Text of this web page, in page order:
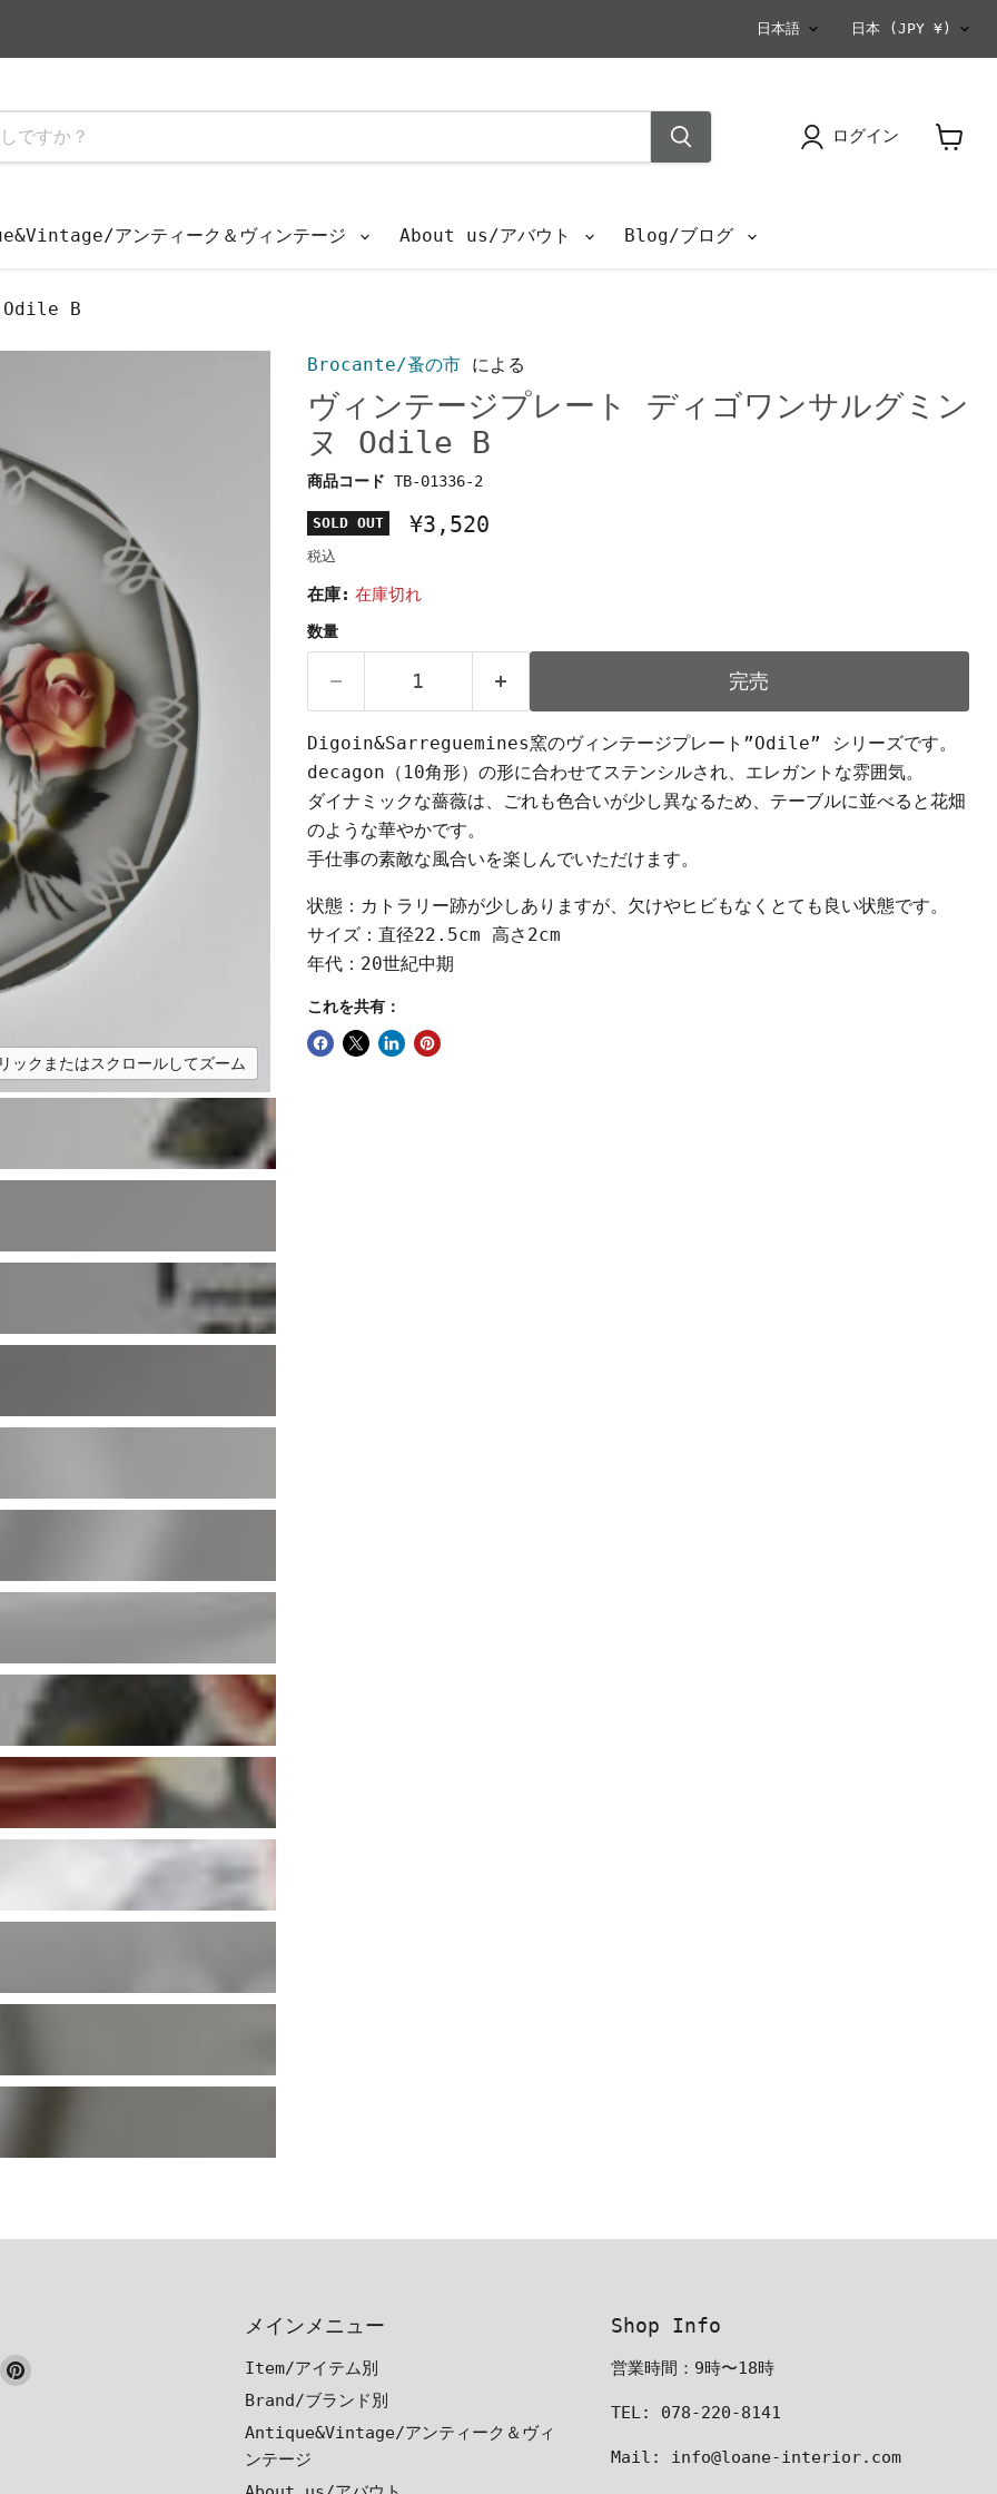
言
語
日本語 国
日本 (JPY ¥)
ログイン
アンティーク＆ヴィンテージ About us/アバウト Blog/ブログ
Odile B
ックまたはスクロールしてズーム
Brocante/蚤の市による
ヴィンテージプレート ディゴワンサルグミン
ヌ Odile B
商品コード TB-01336-2
SOLD OUT ¥3,520
税込
在庫: 在庫切れ
数量
完売
Digoin&Sarreguemines窯のヴィンテージプレート”Odile” シリーズです。
decagon（10角形）の形に合わせてステンシルされ、エレガントな雰囲気。
ダイナミックな薔薇は、ごれも色合いが少し異なるため、テーブルに並べると花畑
のような華やかです。
手仕事の素敵な風合いを楽しんでいただけます。
状態：カトラリー跡が少しありますが、欠けやヒビもなくとても良い状態です。
サイズ：直径22.5cm 高さ2cm
年代：20世紀中期
これを共有：
Pinterest
メインメニュー
Item/アイテム別
Brand/ブランド別
Antique&Vintage/アンティーク＆ヴィ
ンテージ
Shop Info
営業時間：9時〜18時
TEL: 078-220-8141
Mail: info@loane-interior.com